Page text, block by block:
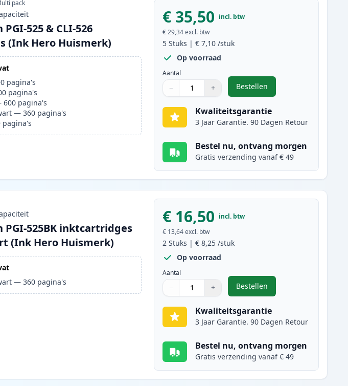
pack
525 & CLI-526
(Ink Hero Huismerk)
pagina's
pagina's
600 pagina's
—360 pagina's
pagina's
€ 35,50 incl. btw
€ 29,34 excl. btw
5 Stuks |€ 7,10 /stuk
Op voorraad
Aantal
Aantal
Gebruik de knoppen om aan te passen
− +
Aantal 1
Bestellen
,5 stuks Canon PGI-525 &
Kwaliteitsgarantie
3 Jaar Garantie. 90 Dagen Retour
Bestel nu, ontvang morgen
Gratis verzending vanaf € 49
PGI-525BK inktcartridges
(Ink Hero Huismerk)
—360 pagina's
€ 16,50 incl. btw
€ 13,64 excl. btw
2 Stuks |€ 8,25 /stuk
Op voorraad
Aantal
Aantal
Gebruik de knoppen om aan te passen
− +
Aantal 1
Bestellen
,2 stuks Canon PGI-
Kwaliteitsgarantie
3 Jaar Garantie. 90 Dagen Retour
Bestel nu, ontvang morgen
Gratis verzending vanaf € 49